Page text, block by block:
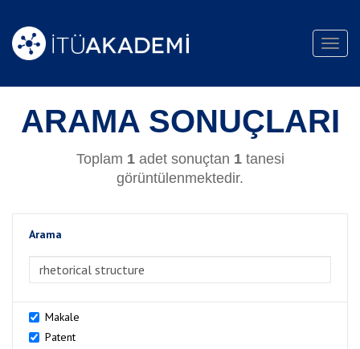
ARAMA SONUÇLARI
Toplam 1adet sonuçtan 1tanesi
görüntülenmektedir.
Arama
Makale
Patent